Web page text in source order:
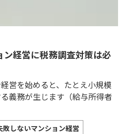
経営に税務調査対策は必
営を始めると、たとえ小規模
義務が生じます（給与所得者
敗しないマンション経営